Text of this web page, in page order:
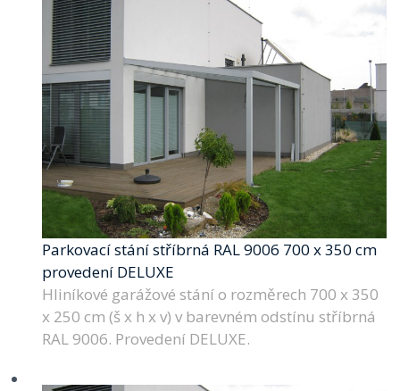
Parkovací stání stříbrná RAL 9006 700 x 350 cm
provedení DELUXE
Hliníkové garážové stání o rozměrech 700 x 350
x 250 cm (š x h x v) v barevném odstínu stříbrná
RAL 9006. Provedení DELUXE.